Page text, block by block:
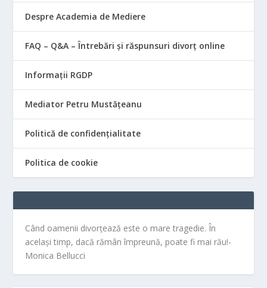
Despre Academia de Mediere
FAQ – Q&A – Întrebări și răspunsuri divorț online
Informații RGDP
Mediator Petru Mustățeanu
Politică de confidențialitate
Politica de cookie
Când oamenii divorțează este o mare tragedie. În
același timp, dacă rămân împreună, poate fi mai rău!-
Monica Bellucci